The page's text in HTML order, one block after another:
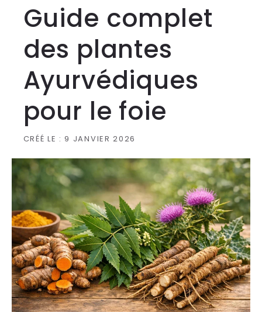
Guide complet
des plantes
Ayurvédiques
pour le foie
CRÉÉ LE : 9 JANVIER 2026